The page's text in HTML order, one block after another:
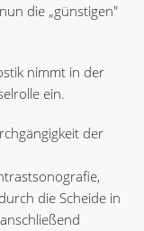
die „günstigen"
nimmt in der
ein.
der
die Scheide in